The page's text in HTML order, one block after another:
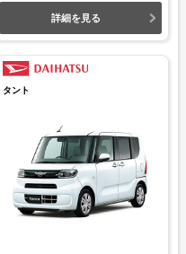
詳細を見る
タント